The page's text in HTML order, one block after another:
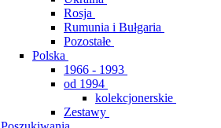
Rosja
Rumunia i Bułgaria
Pozostałe
Polska
1966 - 1993
od 1994
kolekcjonerskie
Zestawy